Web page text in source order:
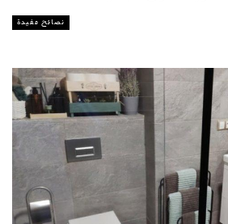
نصائح مفيدة